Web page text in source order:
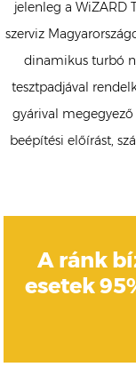
jelenleg a WiZARD
szerviz
dinamikus turbó
tesztpadjával
gyárival
beépítési előírást,
A ránk
esetek